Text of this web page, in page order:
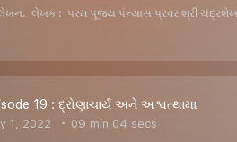
લેખક : પરમ પૂજ્ય પંન્યાસ પ્રવર શ્રી
19 : દ્રોણાચાર્ય અને અશ્વત્થામા
1, 2022 09 min 04 secs